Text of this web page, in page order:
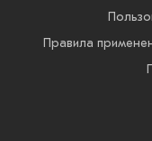
Правила